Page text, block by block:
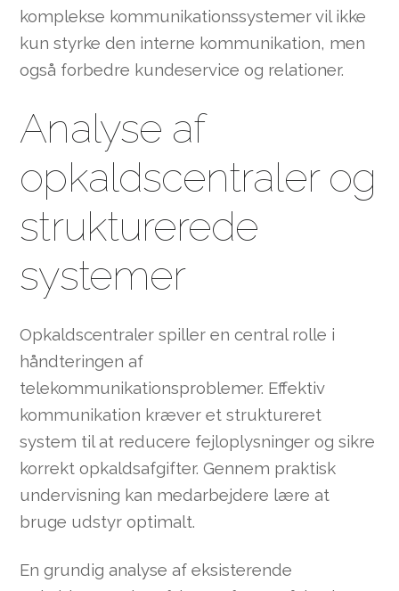
komplekse kommunikationssystemer vil ikke
kun styrke den interne kommunikation, men
også forbedre kundeservice og relationer.
Analyse af
opkaldscentraler og
strukturerede
systemer
Opkaldscentraler spiller en central rolle i
håndteringen af
telekommunikationsproblemer. Effektiv
kommunikation kræver et struktureret
system til at reducere fejloplysninger og sikre
korrekt opkaldsafgifter. Gennem praktisk
undervisning kan medarbejdere lære at
bruge udstyr optimalt.
En grundig analyse af eksisterende